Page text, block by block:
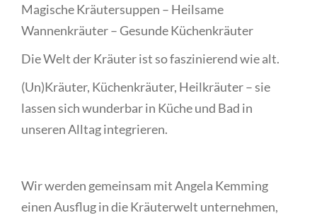
Magische Kräutersuppen – Heilsame
Wannenkräuter – Gesunde Küchenkräuter
Die Welt der Kräuter ist so faszinierend wie alt.
(Un)Kräuter, Küchenkräuter, Heilkräuter – sie
lassen sich wunderbar in Küche und Bad in
unseren Alltag integrieren.
Wir werden gemeinsam mit Angela Kemming
einen Ausflug in die Kräuterwelt unternehmen,